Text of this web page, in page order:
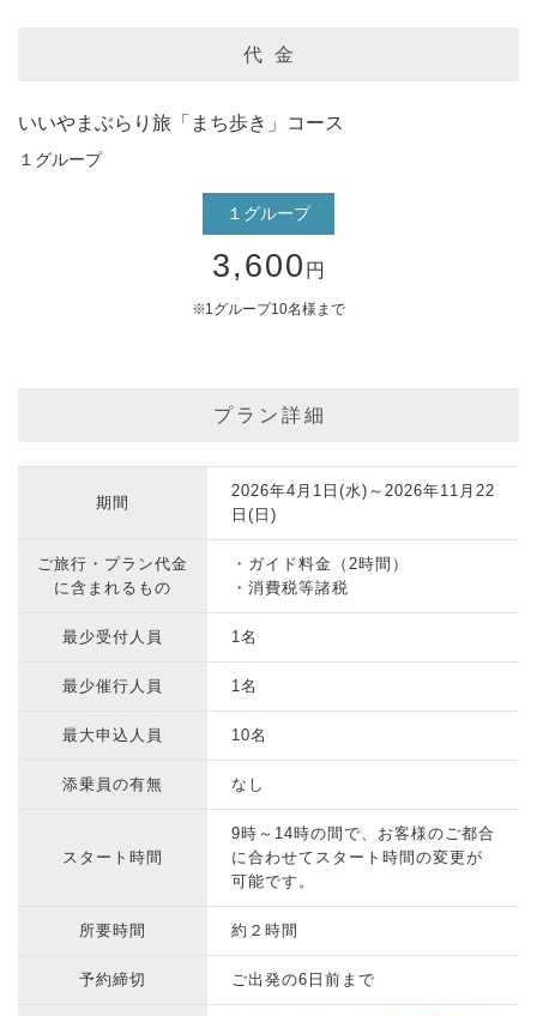
代 金
いいやまぶらり旅「まち歩き」コース
１グループ
１グループ
3,600 円
1グループ10名様まで
プラン詳細
期間
2026年4月1日(水)～2026年11月22
日(日)
ご旅行・プラン代金
に含まれるもの
・ガイド料金（2時間）
・消費税等諸税
最少受付人員 1名
最少催行人員 1名
最大申込人員 10名
添乗員の有無 なし
スタート時間
9時～14時の間で、お客様のご都合
に合わせてスタート時間の変更が
可能です。
所要時間 約２時間
予約締切 ご出発の6日前まで